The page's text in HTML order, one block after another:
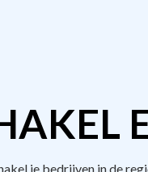
je bedrijven in de